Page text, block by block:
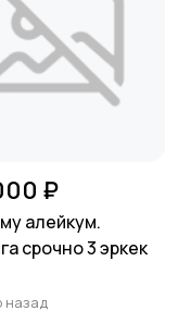
₽
алейкум.
срочно 3 эркек
назад